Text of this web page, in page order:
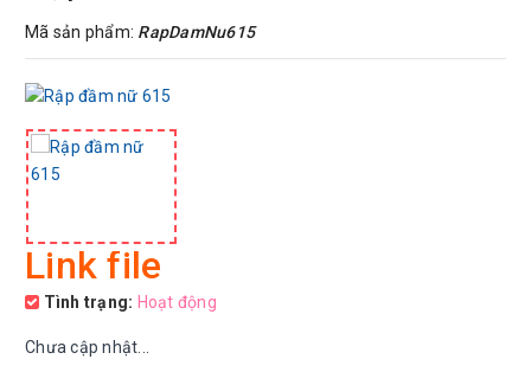
Mã sản phẩm: RapDamNu615
Link file
Tình trạng: Hoạt động
Chưa cập nhật...